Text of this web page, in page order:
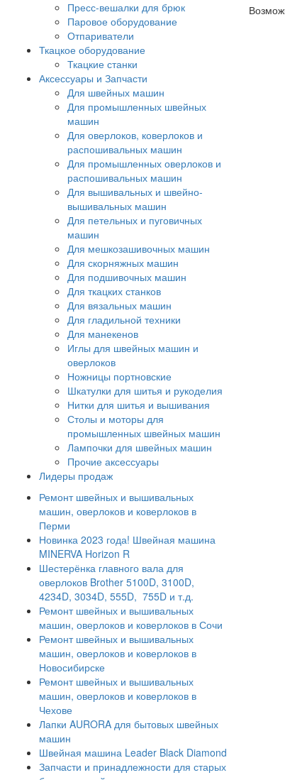
Пресс-вешалки для брюк
Паровое оборудование
Отпариватели
Ткацкое оборудование
Ткацкие станки
Аксессуары и Запчасти
Для швейных машин
Для промышленных швейных
машин
Для оверлоков, коверлоков и
распошивальных машин
Для промышленных оверлоков и
распошивальных машин
Для вышивальных и швейно-
вышивальных машин
Для петельных и пуговичных
машин
Для мешкозашивочных машин
Для скорняжных машин
Для подшивочных машин
Для ткацких станков
Для вязальных машин
Для гладильной техники
Для манекенов
Иглы для швейных машин и
оверлоков
Ножницы портновские
Шкатулки для шитья и рукоделия
Нитки для шитья и вышивания
Столы и моторы для
промышленных швейных машин
Лампочки для швейных машин
Прочие аксессуары
Лидеры продаж
Ремонт швейных и вышивальных
машин, оверлоков и коверлоков в
Перми
Новинка 2023 года! Швейная машина
MINERVA Horizon R
Шестерёнка главного вала для
оверлоков Brother 5100D, 3100D,
4234D, 3034D, 555D, 755D и т.д.
Ремонт швейных и вышивальных
машин, оверлоков и коверлоков в Сочи
Ремонт швейных и вышивальных
машин, оверлоков и коверлоков в
Новосибирске
Ремонт швейных и вышивальных
машин, оверлоков и коверлоков в
Чехове
Лапки AURORA для бытовых швейных
машин
Швейная машина Leader Black Diamond
Запчасти и принадлежности для старых